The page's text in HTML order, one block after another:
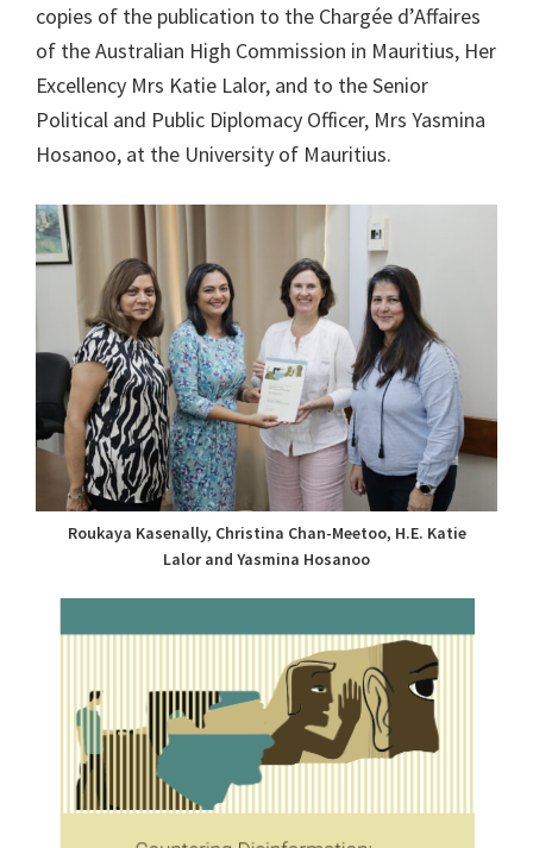
copies of the publication to the Chargée d’Affaires
of the Australian High Commission in Mauritius, Her
Excellency Mrs Katie Lalor, and to the Senior
Political and Public Diplomacy Officer, Mrs Yasmina
Hosanoo, at the University of Mauritius.
Roukaya Kasenally, Christina Chan-Meetoo, H.E. Katie
Lalor and Yasmina Hosanoo